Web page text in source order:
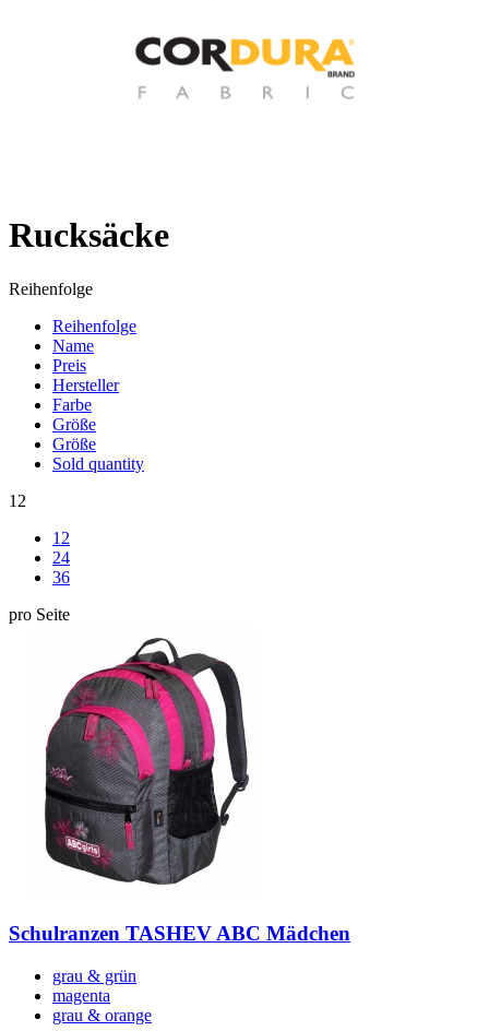
Rucksäcke
Reihenfolge
Reihenfolge
Name
Preis
Hersteller
Farbe
Größe
Größe
Sold quantity
12
12
24
36
pro Seite
Schulranzen TASHEV ABC Mädchen
grau & grün
magenta
grau & orange